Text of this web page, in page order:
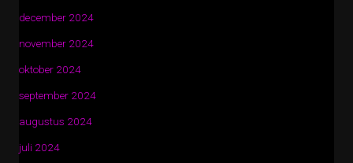
december 2024
november 2024
oktober 2024
september 2024
augustus 2024
juli 2024